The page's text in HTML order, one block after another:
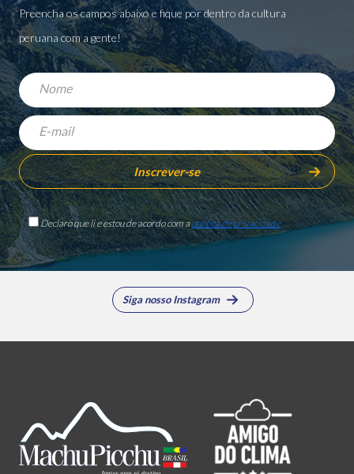
Preencha os campos abaixo e fique por dentro da cultura
peruana com a gente!
Declaro que li e estou de acordo com a política de privacidade
Siga nosso Instagram